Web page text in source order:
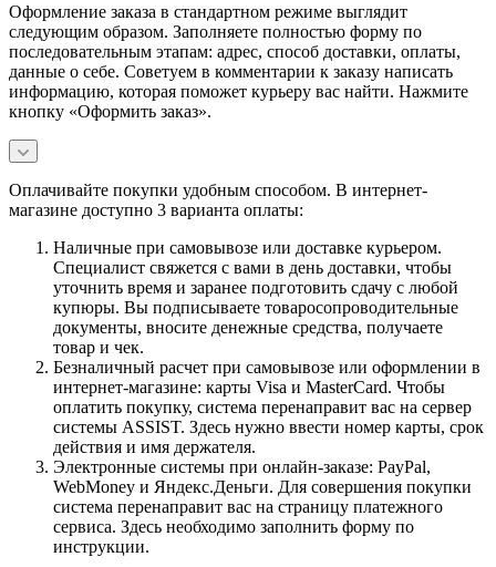
Оформление заказа в стандартном режиме выглядит
следующим образом. Заполняете полностью форму по
последовательным этапам: адрес, способ доставки, оплаты,
данные о себе. Советуем в комментарии к заказу написать
информацию, которая поможет курьеру вас найти. Нажмите
кнопку «Оформить заказ».
Оплачивайте покупки удобным способом. В интернет-
магазине доступно 3 варианта оплаты:
Наличные при самовывозе или доставке курьером.
Специалист свяжется с вами в день доставки, чтобы
уточнить время и заранее подготовить сдачу с любой
купюры. Вы подписываете товаросопроводительные
документы, вносите денежные средства, получаете
товар и чек.
Безналичный расчет при самовывозе или оформлении в
интернет-магазине: карты Visa и MasterCard. Чтобы
оплатить покупку, система перенаправит вас на сервер
системы ASSIST. Здесь нужно ввести номер карты, срок
действия и имя держателя.
Электронные системы при онлайн-заказе: PayPal,
WebMoney и Яндекс.Деньги. Для совершения покупки
система перенаправит вас на страницу платежного
сервиса. Здесь необходимо заполнить форму по
инструкции.